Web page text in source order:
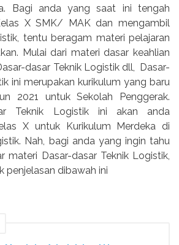
Bagi anda yang saat ini tengah
X SMK/ MAK dan mengambil
tentu beragam materi pelajaran
Mulai dari materi dasar keahlian
dasar Teknik Logistik dll,
Dasar-
ini merupakan kurikulum yang baru
2021 untuk Sekolah Penggerak.
Teknik Logistik ini akan anda
X untuk Kurikulum Merdeka di
Nah, bagi anda yang ingin tahu
materi Dasar-dasar Teknik Logistik,
penjelasan dibawah ini